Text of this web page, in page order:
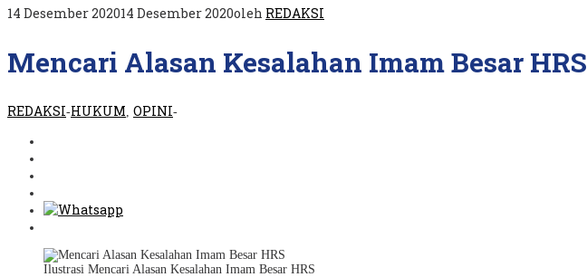
14 Desember 202014 Desember 2020oleh REDAKSI
Mencari Alasan Kesalahan Imam Besar HRS
REDAKSI-HUKUM OPINI-
Ilustrasi Mencari Alasan Kesalahan Imam Besar HRS